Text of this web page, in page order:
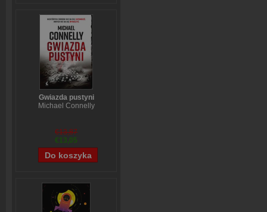
Gwiazda pustyni
Michael Connelly
€13,87
€13,05